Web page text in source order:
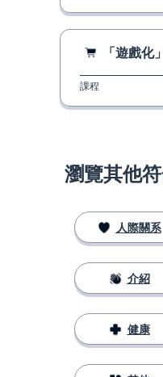
「遊戲化
課程
瀏覽其他
人際關系
介紹
健康